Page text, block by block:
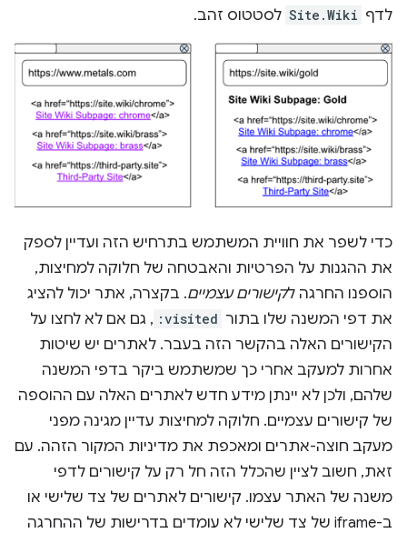
לדף Site.Wiki לסטטוס זהב.
כדי לשפר את חוויית המשתמש בתרחיש הזה ועדיין לספק
את ההגנות על הפרטיות והאבטחה של חלוקה למחיצות,
הוספנו החרגה לקישורים עצמיים. בקצרה, אתר יכול להציג
את דפי המשנה שלו בתור :visited , גם אם לא לחצו על
הקישורים האלה בהקשר הזה בעבר. לאתרים יש שיטות
אחרות למעקב אחרי כך שמשתמש ביקר בדפי המשנה
שלהם, ולכן לא יינתן מידע חדש לאתרים האלה עם ההוספה
של קישורים עצמיים. חלוקה למחיצות עדיין מגינה מפני
מעקב חוצה-אתרים ומאכפת את מדיניות המקור הזהה. עם
זאת, חשוב לציין שהכלל הזה חל רק על קישורים לדפי
משנה של האתר עצמו. קישורים לאתרים של צד שלישי או
ב-iframe של צד שלישי לא עומדים בדרישות של ההחרגה